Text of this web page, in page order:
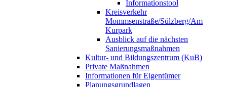
Informationstool
Kreisverkehr
Mommsenstraße/Sülzberg/Am
Kurpark
Ausblick auf die nächsten
Sanierungsmaßnahmen
Kultur- und Bildungszentrum (KuB)
Private Maßnahmen
Informationen für Eigentümer
Planungsgrundlagen